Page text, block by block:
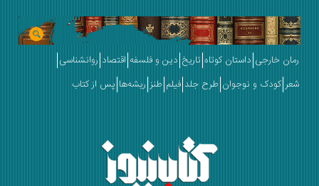
خارجی داستان کوتاه تاریخ دین و فلسفه اقتصاد روانشناسی
کودک و نوجوان طرح جلد فیلم طنز ریشه‌ها پس از کتاب